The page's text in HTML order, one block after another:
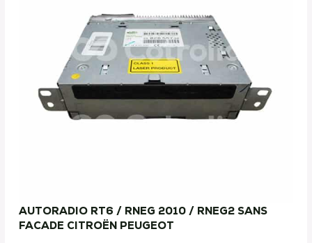
AUTORADIO RT6 / RNEG 2010 / RNEG2 SANS
FACADE CITROËN PEUGEOT